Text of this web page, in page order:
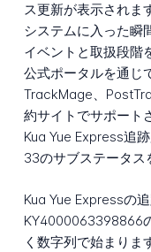
ス更新が表示されま
システムに入った瞬
イベントと取扱段階
公式ポータルを通じ
TrackMage、
約サイトでサポート
Kua Yue Express追
33のサブステータス
Kua Yue Expressの
KY4000063398866
く数字列で始まりま